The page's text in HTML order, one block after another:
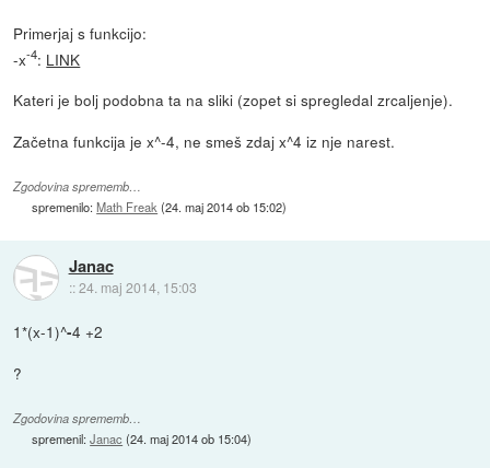
Primerjaj s funkcijo:
-x-4: LINK
Kateri je bolj podobna ta na sliki (zopet si spregledal zrcaljenje).
Začetna funkcija je x^-4, ne smeš zdaj x^4 iz nje narest.
Zgodovina sprememb…
spremenilo:Math Freak(24. maj 2014 ob 15:02)
Janac
::24. maj 2014, 15:03
1*(x-1)^-4 +2
?
Zgodovina sprememb…
spremenil:Janac (24. maj 2014 ob 15:04)